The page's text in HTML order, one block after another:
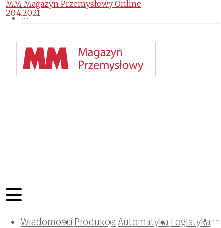
Wiadomości ProdukcjaAutomatyka Logistyka
Projektowanie i konstrukcje
Zarządzanie i IT
Tematy specjalne
MM Magazyn Przemysłowy Online
20.4.2021